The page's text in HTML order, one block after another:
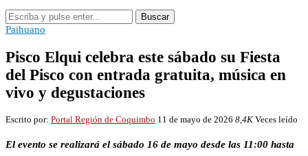
Buscar
Paihuano
Pisco Elqui celebra este sábado su Fiesta
del Pisco con entrada gratuita, música en
vivo y degustaciones
Escrito por: Portal Región de Coquimbo 11 de mayo de 2026 8,4K Veces leído
El evento se realizará el sábado 16 de mayo desde las 11:00 hasta